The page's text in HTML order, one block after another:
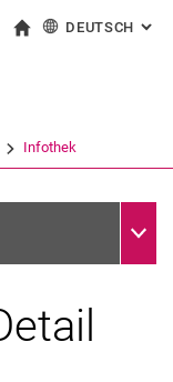
direkt zu: Inhalt
direkt zu: Suche
direkt zu:
Link in einem
DEUTSCH :
Infothek